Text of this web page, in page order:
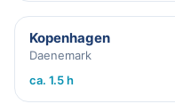
Kopenhagen
Daenemark
ca. 1.5 h